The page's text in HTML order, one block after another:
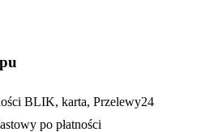
BLIK, karta, Przelewy24
po płatności